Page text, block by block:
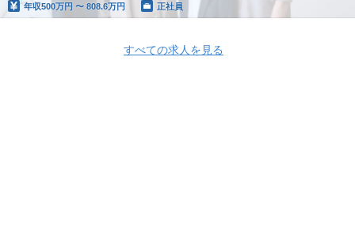
年収500万円 〜 808.6万円 正社員
すべての求人を見る